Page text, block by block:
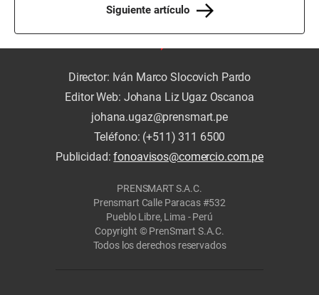
Siguiente artículo
Director: Iván Marco Slocovich Pardo
Editor Web: Johana Liz Ugaz Oscanoa
johana.ugaz@prensmart.pe
Teléfono: (+511) 311 6500
Publicidad:fonoavisos@comercio.com.pe
PRENSMART S.A.C.
Prensmart Calle Paracas #532
Pueblo Libre, Lima - Perú
Copyright © PrenSmart S.A.C.
Todos los derechos reservados